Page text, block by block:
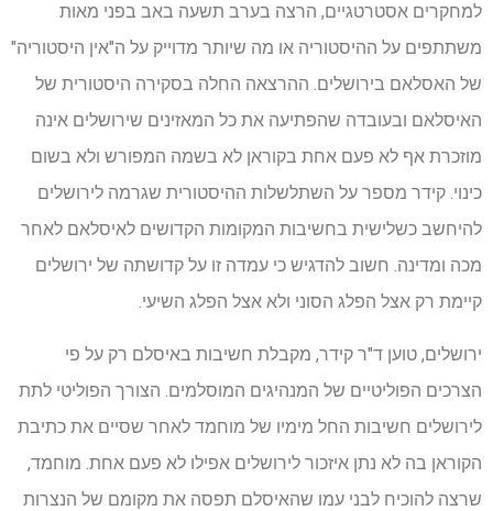
למחקרים אסטרטגיים, הרצה בערב תשעה באב בפני מאות
משתתפים על ההיסטוריה או מה שיותר מדוייק על ה"אין היסטוריה"
של האסלאם בירושלים. ההרצאה החלה בסקירה היסטורית של
האיסלאם ובעובדה שהפתיעה את כל המאזינים שירושלים אינה
מוזכרת אף לא פעם אחת בקוראן לא בשמה המפורש ולא בשום
כינוי. קידר מספר על השתלשלות ההיסטורית שגרמה לירושלים
להיחשב כשלישית בחשיבות המקומות הקדושים לאיסלאם לאחר
מכה ומדינה. חשוב להדגיש כי עמדה זו על קדושתה של ירושלים
קיימת רק אצל הפלג הסוני ולא אצל הפלג השיעי.
ירושלים, טוען ד"ר קידר, מקבלת חשיבות באיסלם רק על פי
הצרכים הפוליטיים של המנהיגים המוסלמים. הצורך הפוליטי לתת
לירושלים חשיבות החל מימיו של מוחמד לאחר שסיים את כתיבת
הקוראן בה לא נתן איזכור לירושלים אפילו לא פעם אחת. מוחמד,
שרצה להוכיח לבני עמו שהאיסלם תפסה את מקומם של הנצרות